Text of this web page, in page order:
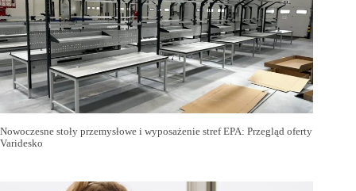
Nowoczesne stoły przemysłowe i wyposażenie stref EPA: Przegląd oferty
Varidesko